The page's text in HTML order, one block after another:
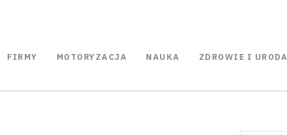
FIRMY MOTORYZACJA NAUKA ZDROWIE I URODA